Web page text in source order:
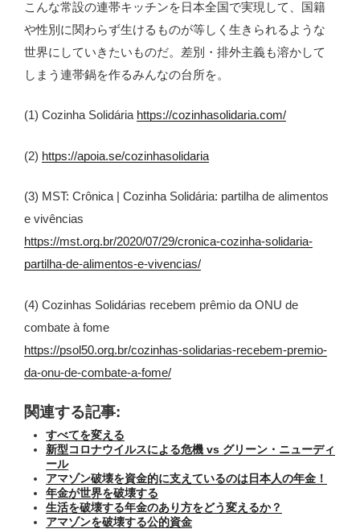
こんな常設の連帯キッチンを日本全国で実現して、国籍
や性別に関わらず生けるものが等しく生きられるような
世界にしていきたいものだ。差別・排外主義も溶かして
しまう連帯鍋を作るみんなの台所を。
(1) Cozinha Solidária https://cozinhasolidaria.com/
(2) https://apoia.se/cozinhasolidaria
(3) MST: Crônica | Cozinha Solidária: partilha de alimentos
e vivências
https://mst.org.br/2020/07/29/cronica-cozinha-solidaria-
partilha-de-alimentos-e-vivencias/
(4) Cozinhas Solidárias recebem prêmio da ONU de
combate à fome
https://psol50.org.br/cozinhas-solidarias-recebem-premio-
da-onu-de-combate-a-fome/
関連する記事:
すべてを変える
新型コロナウイルスによる危機 vs グリーン・ニューディ
ール
アマゾン破壊を資金的に支えているのは日本人の年金！
年金が世界を破壊する
生活を破壊する年金のあり方をどう変えるか？
アマゾンを破壊する公的資金